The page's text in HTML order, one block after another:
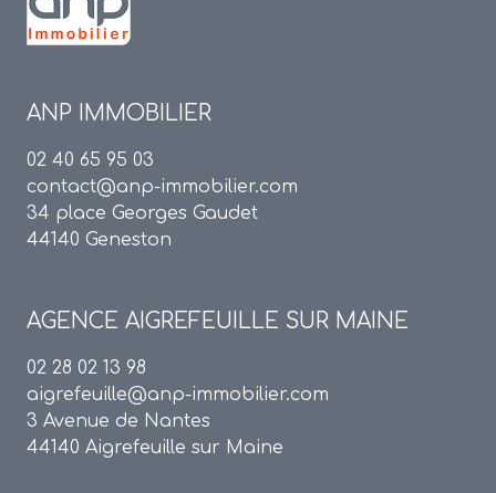
ANP IMMOBILIER
02 40 65 95 03
contact@anp-immobilier.com
34 place Georges Gaudet
44140 Geneston
AGENCE AIGREFEUILLE SUR MAINE
02 28 02 13 98
aigrefeuille@anp-immobilier.com
3 Avenue de Nantes
44140 Aigrefeuille sur Maine